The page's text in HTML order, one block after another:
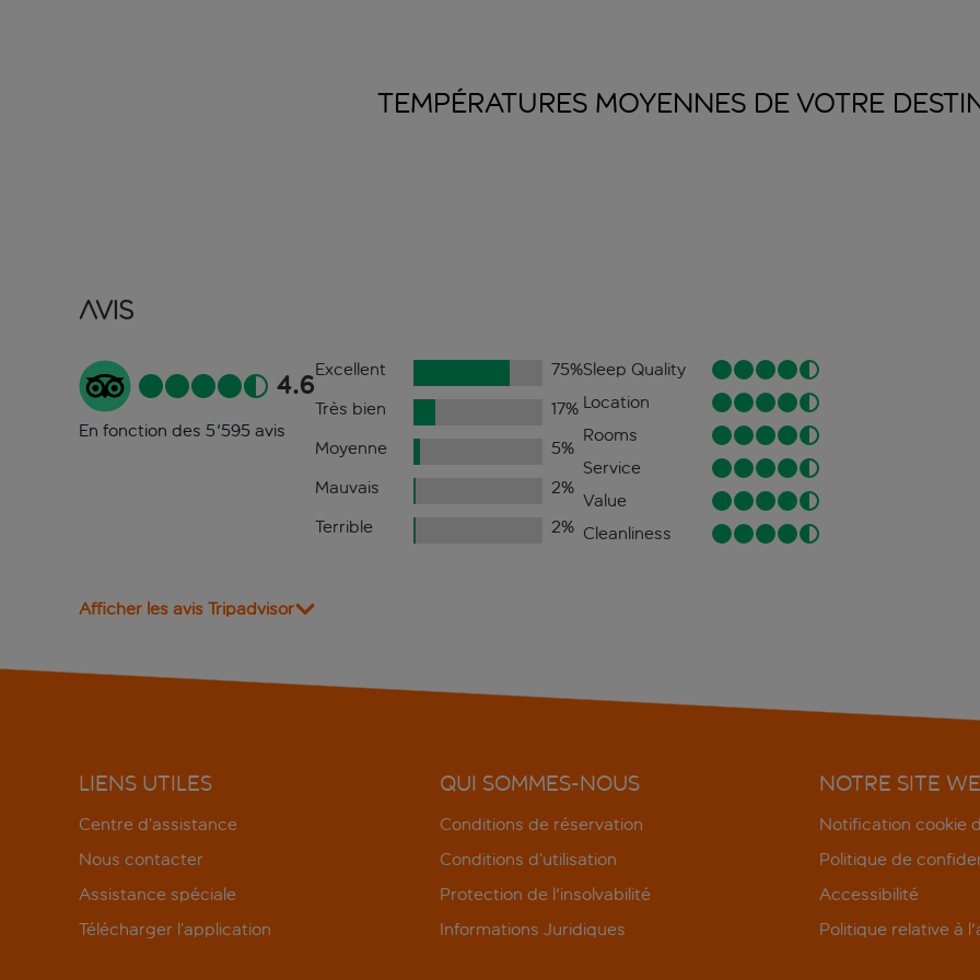
TEMPÉRATURES MOYENNES DE VOTRE
Avis
4.6
En fonction des 5'595 avis
Excellent 75%
Très bien
17%
Moyenne
5%
Mauvais
2%
Terrible
2%
Sleep Quality
Location
Rooms
Service
Value
Cleanliness
Afficher les avis Tripadvisor
LIENS UTILES
Centre d’assistance
Nous contacter
Assistance spéciale
Télécharger l’application
QUI SOMMES-NOUS
Conditions de réservation
Conditions d’utilisation
Protection de l'insolvabilité
Informations Juridiques
NOTRE SITE
Notification cookie
Politique de
Accessibilité
Politique relative à